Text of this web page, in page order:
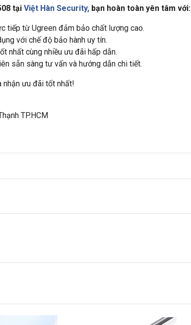
tại Việt Hàn Security, bạn hoàn toàn yên tâm với:
tiếp từ Ugreen đảm bảo chất lượng cao.
với chế độ bảo hành uy tín.
nhất cùng nhiều ưu đãi hấp dẫn.
sẵn sàng tư vấn và hướng dẫn chi tiết.
nhận ưu đãi tốt nhất!
TP.HCM